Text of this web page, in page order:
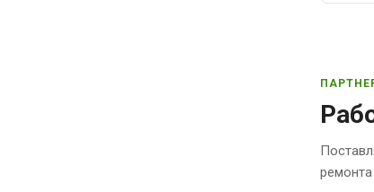
ремонта